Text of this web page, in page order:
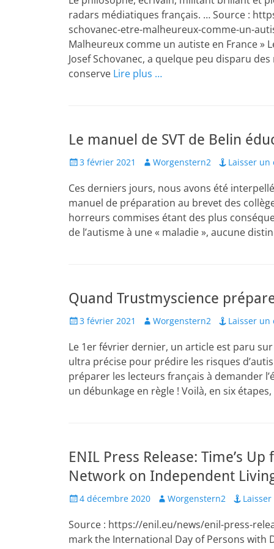
radars médiatiques français. … Source :
schovanec-etre-malheureux-comme-un-
Malheureux comme un autiste en France »
Josef Schovanec, a quelque peu disparu
conserve Lire plus …
Le manuel de SVT de Belin
Posted
3 février 2021 Author
Worgenstern2 Laisser
Ces derniers jours, nous avons été
manuel de préparation au brevet des
horreurs commises étant des plus
de l’autisme à une « maladie », aucune
Quand Trustmyscience
Posted
3 février 2021 Author
Worgenstern2 Laisser
Le 1er février dernier, un article est paru
ultra précise pour prédire les risques
préparer les lecteurs français à demander
un débunkage en règle ! Voilà, en six
ENIL Press Release: Time’s
Network on Independent
Posted
4 décembre 2020 Author
Worgenstern2
Source : https://enil.eu/news/enil-press-
mark the International Day of Persons with